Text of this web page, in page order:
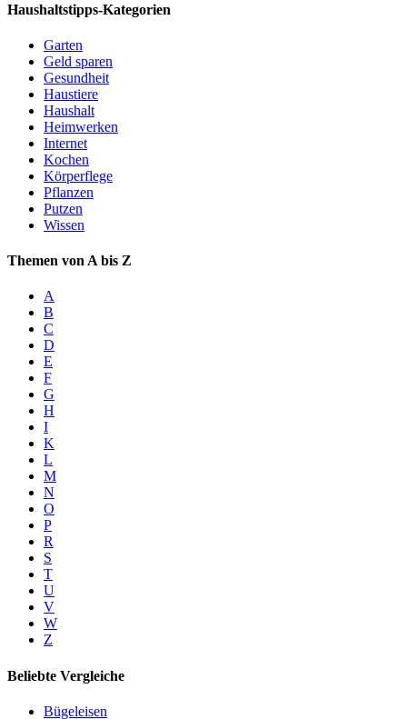
Haushaltstipps-Kategorien
Garten
Geld sparen
Gesundheit
Haustiere
Haushalt
Heimwerken
Internet
Kochen
Körperflege
Pflanzen
Putzen
Wissen
Themen von A bis Z
A
B
C
D
E
F
G
H
I
K
L
M
N
O
P
R
S
T
U
V
W
Z
Beliebte Vergleiche
Bügeleisen